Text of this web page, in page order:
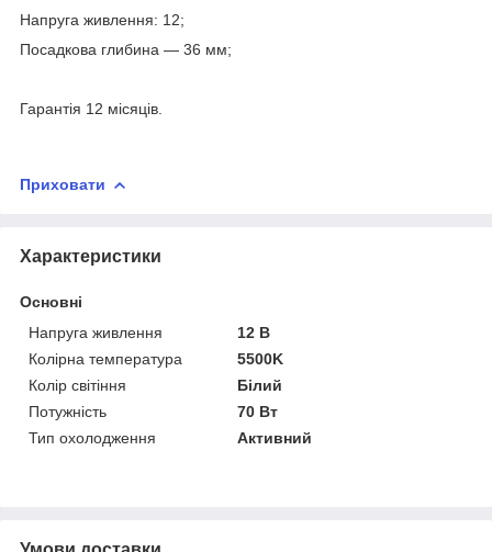
Напруга живлення: 12;
Посадкова глибина — 36 мм;
Гарантія 12 місяців.
Приховати
Характеристики
Основні
Напруга живлення
12 В
Колірна температура
5500K
Колір світіння
Білий
Потужність
70 Вт
Тип охолодження
Активний